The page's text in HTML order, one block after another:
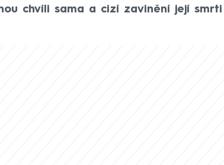
chvíli sama a cizí zavinění její smrti